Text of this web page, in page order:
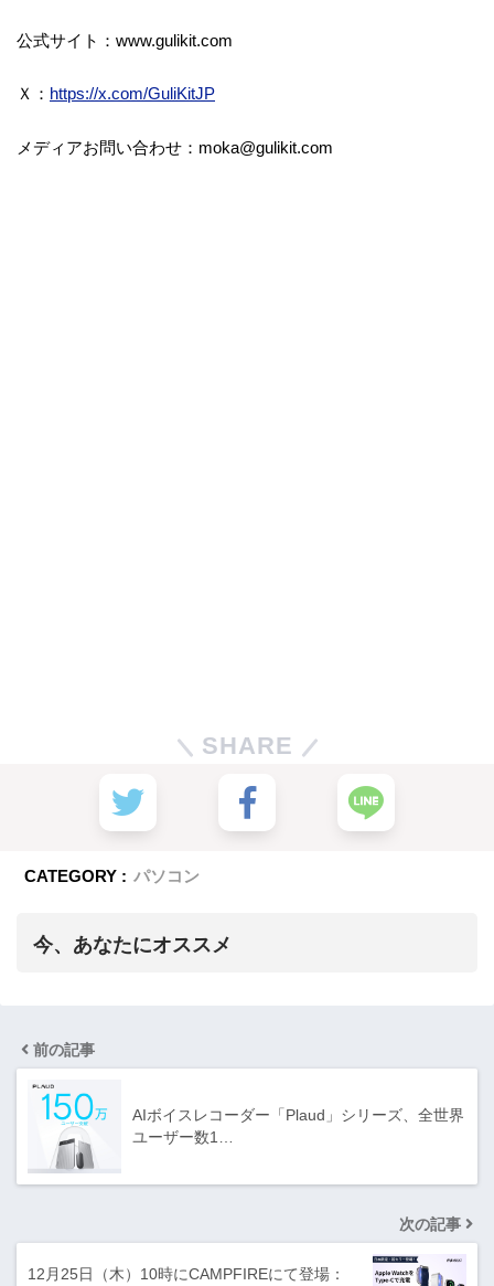
公式サイト：www.gulikit.com
Ｘ： https://x.com/GuliKitJP
メディアお問い合わせ：moka@gulikit.com
SHARE
CATEGORY : パソコン
今、あなたにオススメ
前の記事
AIボイスレコーダー「Plaud」シリーズ、全世界
ユーザー数1…
次の記事
12月25日（木）10時にCAMPFIREにて登場：